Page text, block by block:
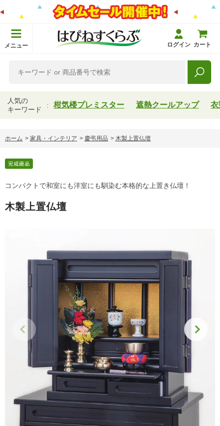
メニュー ログイン カート
人気の
キーワード
柑気楼プレミスター 遮熱クールアップ 衣
ホーム > 家具・インテリア > 慶弔用品 > 木製上置仏壇
コンパクトで和室にも洋室にも馴染む本格的な上置き仏壇！
木製上置仏壇